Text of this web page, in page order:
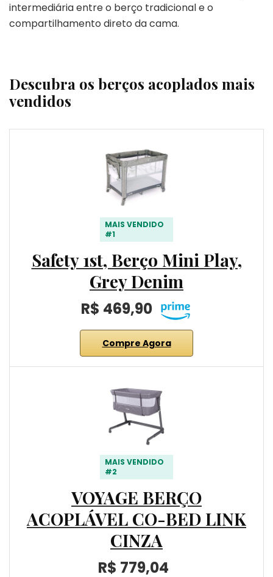
intermediária entre o berço tradicional e o
compartilhamento direto da cama.
Descubra os berços acoplados mais
vendidos
MAIS VENDIDO
#1
Safety 1st, Berço Mini Play,
Grey Denim
R$ 469,90
Compre Agora
MAIS VENDIDO
#2
VOYAGE BERÇO
ACOPLÁVEL CO-BED LINK
CINZA
R$ 779,04